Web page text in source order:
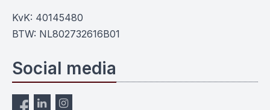
KvK: 40145480
BTW: NL802732616B01
Social media